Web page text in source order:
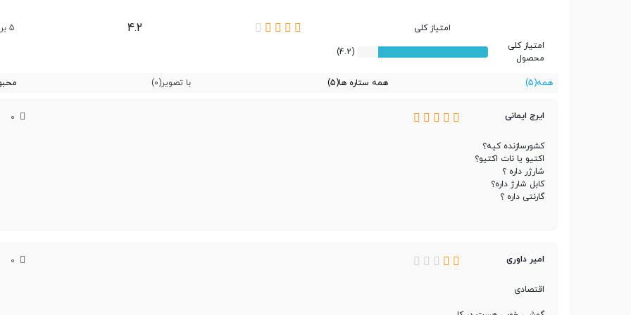
دو سیم کارت
پردازنده
پردازنده ‌مرکزی
پردازنده گرافیکی Mali-G68 MP2
امتیاز کلی 4.2
5 بررسی ها
امتیاز کلی
محصول
(4.2)
همه(5) همه ستاره ها(5) با تصویر(0)
ایرج ایمانی 0
کشورسازنده کیه؟
اکتیو یا نات اکتیو؟
شارژر داره ؟
کابل شارژ داره؟
گارنتی داره ؟
امیر داوری 0
اقتصادی